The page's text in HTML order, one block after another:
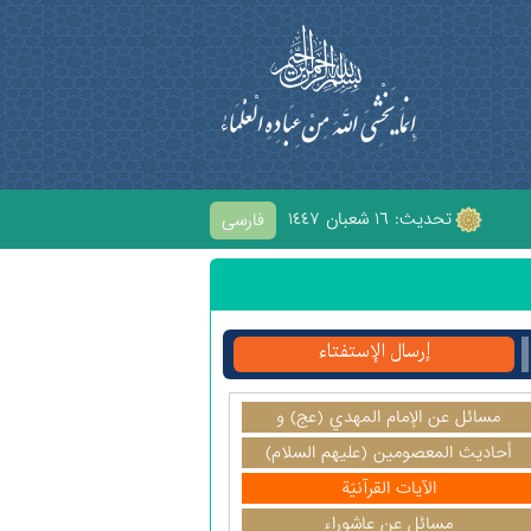
فارسی تحديث: ١٦ شعبان ١٤٤٧
إرسال الإستفتاء
مسائل عن الإمام المهدي (عج) و
آخرالزمان
أحاديث المعصومين (عليهم السلام)
الآيات القرآنيّة
مسائل عن عاشوراء